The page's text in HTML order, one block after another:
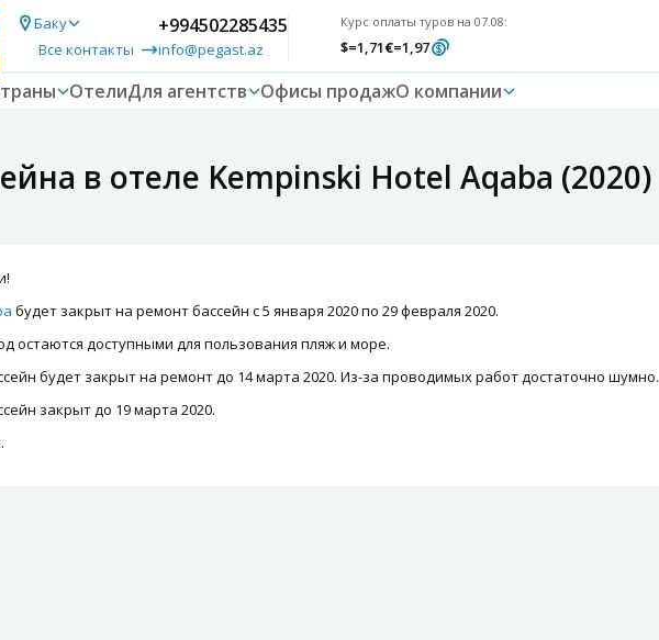
Баку
Все контакты
+994502285435
info@pegast.az
Курс оплаты туров на 07.08:
$=1,71€=1,97
ОтелиДля агентств Офисы продажО компании
в отеле Kempinski Hotel Aqaba (2020)
будет закрыт на ремонт бассейн с 5 января 2020 по 29 февраля 2020.
остаются доступными для пользования пляж и море.
будет закрыт на ремонт до 14 марта 2020. Из-за проводимых работ достаточно шумно.
закрыт до 19 марта 2020.